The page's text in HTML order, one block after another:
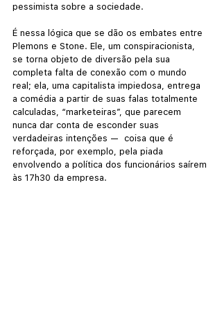
pessimista sobre a sociedade.
É nessa lógica que se dão os embates entre
Plemons e Stone. Ele, um conspiracionista,
se torna objeto de diversão pela sua
completa falta de conexão com o mundo
real; ela, uma capitalista impiedosa, entrega
a comédia a partir de suas falas totalmente
calculadas, “marketeiras”, que parecem
nunca dar conta de esconder suas
verdadeiras intenções —  coisa que é
reforçada, por exemplo, pela piada
envolvendo a política dos funcionários saírem
às 17h30 da empresa.